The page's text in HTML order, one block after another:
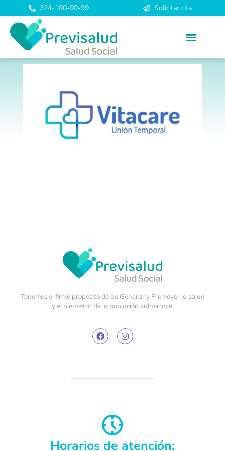
324-100-00-99 Solicitar cita
Tenemos el firme propósito de de Generar y Promover la salud
y el bienestar de la población vulnerable.
Horarios de atención: